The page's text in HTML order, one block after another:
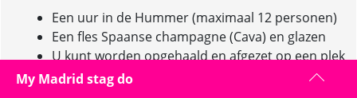
Een uur in de Hummer (maximaal 12 personen)
Een fles Spaanse champagne (Cava) en glazen
U kunt worden opgehaald en afgezet op een plek
naar keuze
My Madrid stag do